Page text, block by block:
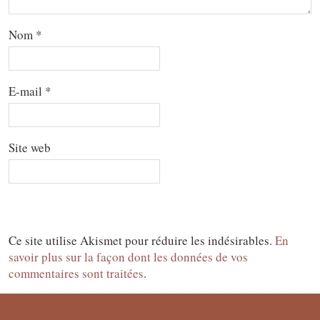
Nom *
E-mail *
Site web
Ce site utilise Akismet pour réduire les indésirables. En
savoir plus sur la façon dont les données de vos
commentaires sont traitées.